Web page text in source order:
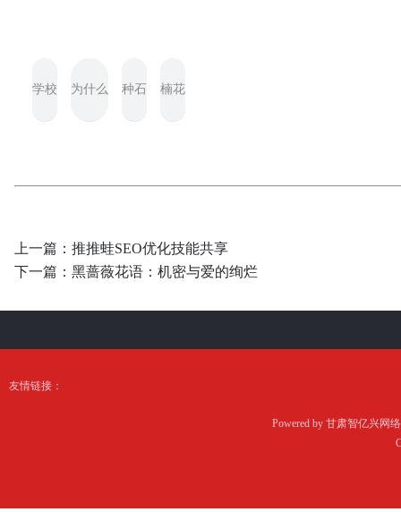
学校 为什么 种石 楠花
上一篇： 推推蛙SEO优化技能共享
下一篇： 黑蔷薇花语：机密与爱的绚烂
友情链接：
Powered by 甘肃智亿兴网